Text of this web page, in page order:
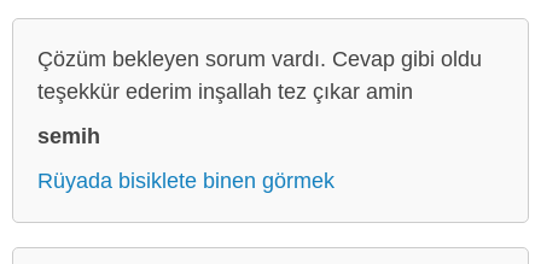
Çözüm bekleyen sorum vardı. Cevap gibi oldu
teşekkür ederim inşallah tez çıkar amin
semih
Rüyada bisiklete binen görmek